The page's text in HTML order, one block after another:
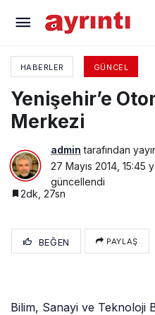
HABERLER GÜNCEL
Yenişehir’e
Merkezi
admin tarafından
27 Mayıs 2014, 15:45
güncellendi
2dk, 27sn
BEĞEN PAYLAŞ
Bilim, Sanayi ve Teknoloji
“Bulgaristan Akraba
uğurlandı